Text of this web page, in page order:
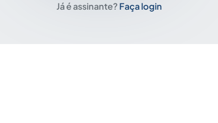
Já é assinante? Faça login